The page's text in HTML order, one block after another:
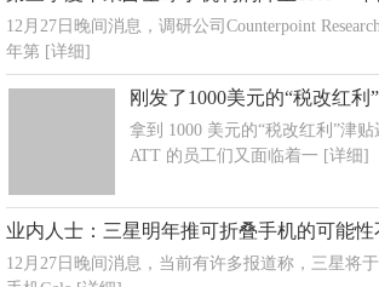
12月27日晚间消息，调研公司Counterpoint
年第 [详细]
拿到 1000 美元的“税改红利”津贴
ATT 的员工们又面临着一 [详细]
业内人士：三星明年推可折叠手机的可能性
12月27日晚间消息，当前有许多报道称，三星将